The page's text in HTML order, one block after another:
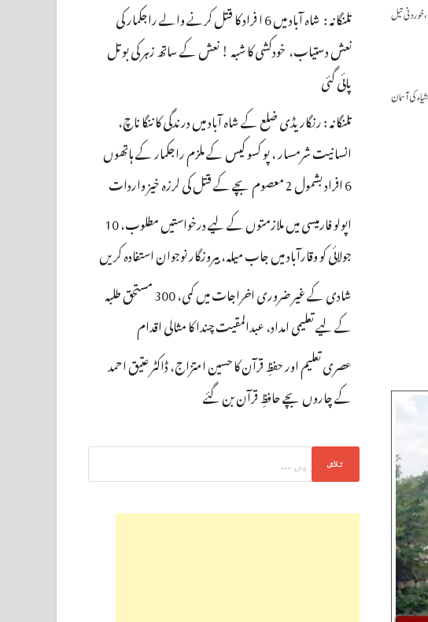
خوردنی تیل
کبھی بھی نہیں آئے تھے! تمام اشیاء کی آسمان
تلنگانہ : شاہ آباد میں 6 ا فراد کا قتل کرنے والے راجکمار کی
نعش دستیاب، خودکشی کا شبہ ! نعش کے ساتھ زہر کی بوتل
پائی گئی
تلنگانہ : رنگاریڈی ضلع کے شاہ آباد میں درندگی کا ننگا ناچ،
انسانیت شرمسار ، پو کسو کیس کے ملزم راجکمار کے ہاتھوں
6 افراد بشمول 2 معصوم بچے کے قتل کی لرزہ خیز واردات
اپولو فارمیسی میں ملازمتوں کے لیے درخواستیں مطلوب، 10
جولائی کو وقارآباد میں جاب میلہ، بیروزگار نوجوان استفادہ کریں
شادی کے غیر ضروری اخراجات میں کمی، 300 مستحق طلبہ
کے لیے تعلیمی امداد، عبدالمقیت چندا کا مثالی اقدام
عصری تعلیم اور حفظِ قرآن کا حسین امتزاج، ڈاکٹر عتیق احمد
کے چاروں بچے حافظِ قرآن بن گئے